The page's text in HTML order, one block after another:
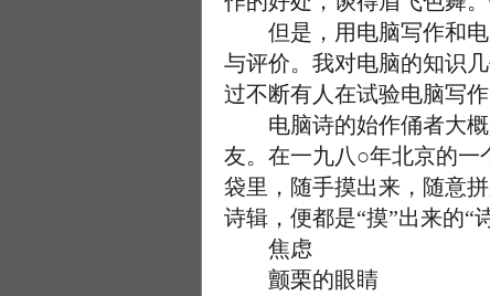
但是，用电脑写作和电
与评价。我对电脑的知识
过不断有人在试验电脑写
电脑诗的始作俑者大概
友。在一九八○年北京的一
袋里，随手摸出来，随意
诗辑，便都是“摸”出来的“
焦虑
颤栗的眼睛